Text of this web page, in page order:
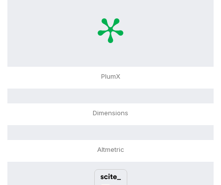
PlumX
Dimensions
Altmetric